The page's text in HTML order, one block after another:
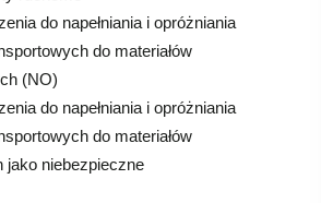
do napełniania i opróżniania
do materiałów
(NO)
do napełniania i opróżniania
do materiałów
jako niebezpieczne